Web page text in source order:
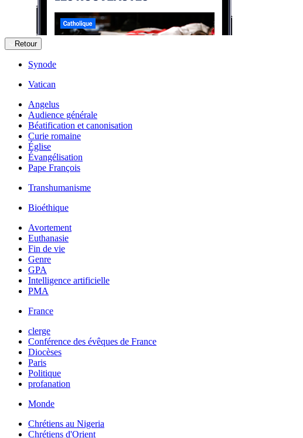
Retour
Synode
Vatican
Angelus
Audience générale
Béatification et canonisation
Curie romaine
Église
Évangélisation
Pape François
Transhumanisme
Bioéthique
Avortement
Euthanasie
Fin de vie
Genre
GPA
Intelligence artificielle
PMA
France
clerge
Conférence des évêques de France
Diocèses
Paris
Politique
profanation
Monde
Chrétiens au Nigeria
Chrétiens d'Orient